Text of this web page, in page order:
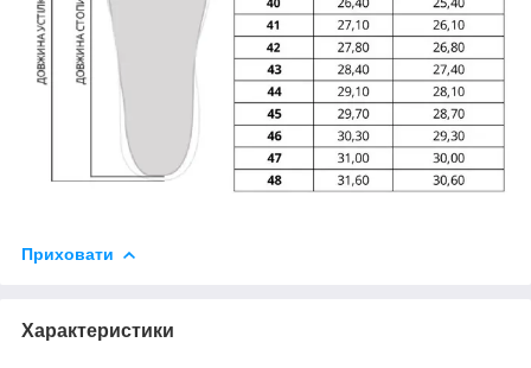
Приховати
Характеристики